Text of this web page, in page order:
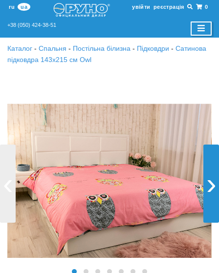
ru ua увійти реєстрація 0
+38 (050) 424-38-51
Каталог - Спальня - Постільна білизна - Підковдри - Сатинова
підковдра 143х215 см Owl
›